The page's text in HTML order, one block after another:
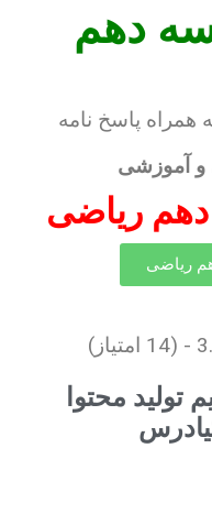
دهم
همراه پاسخ نامه
و آموزشی
ریاضی
ریاضی
تولید محتوا